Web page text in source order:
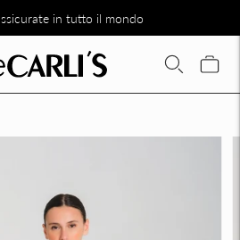
in tutto il mondo